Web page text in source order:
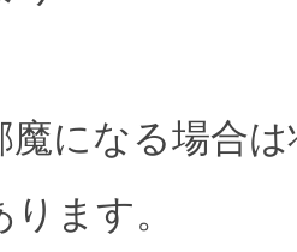
魔になる場合
ます。